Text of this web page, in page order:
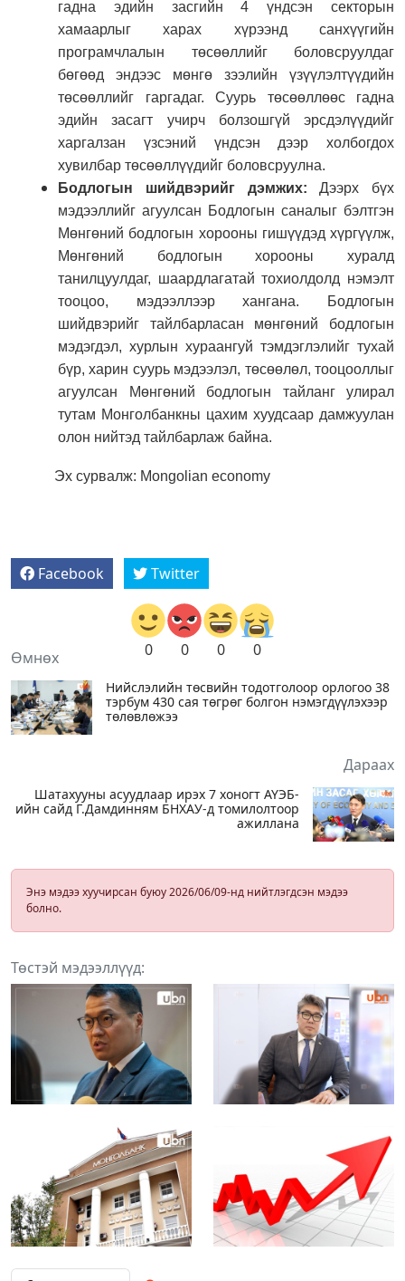
гадна эдийн засгийн 4 үндсэн секторын
хамаарлыг харах хүрээнд санхүүгийн
програмчлалын төсөөллийг боловсруулдаг
бөгөөд эндээс мөнгө зээлийн үзүүлэлтүүдийн
төсөөллийг гаргадаг. Суурь төсөөллөөс гадна
эдийн засагт учирч болзошгүй эрсдэлүүдийг
харгалзан үзсэний үндсэн дээр холбогдох
хувилбар төсөөллүүдийг боловсруулна.
Бодлогын шийдвэрийг дэмжих:Дээрх бүх
мэдээллийг агуулсан Бодлогын саналыг бэлтгэн
Мөнгөний бодлогын хорооны гишүүдэд хүргүүлж,
Мөнгөний бодлогын хорооны хуралд
танилцуулдаг, шаардлагатай тохиолдолд нэмэлт
тооцоо, мэдээллээр хангана. Бодлогын
шийдвэрийг тайлбарласан мөнгөний бодлогын
мэдэгдэл, хурлын хураангуй тэмдэглэлийг тухай
бүр, харин суурь мэдээлэл, төсөөлөл, тооцооллыг
агуулсан Мөнгөний бодлогын тайланг улирал
тутам Монголбанкны цахим хуудсаар дамжуулан
олон нийтэд тайлбарлаж байна.
Эх сурвалж: Mongolian economy
Facebook Twitter
0 0 0 0
Өмнөх
Нийслэлийн төсвийн тодотголоор орлогоо 38
тэрбум 430 сая төгрөг болгон нэмэгдүүлэхээр
төлөвлөжээ
Дараах
Шатахууны асуудлаар ирэх 7 хоногт АҮЭБ-
ийн сайд Г.Дамдинням БНХАУ-д томилолтоор
ажиллана
Энэ мэдээ хуучирсан буюу 2026/06/09-нд нийтлэгдсэн мэдээ
болно.
Төстэй мэдээллүүд: